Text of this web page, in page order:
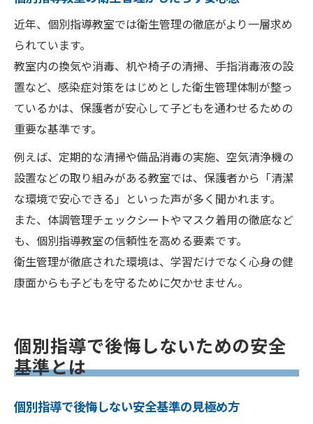
近年、個別指導教室では衛生管理の徹底がより一層求め
られています。
教室内の換気や消毒、机や椅子の清掃、手指消毒液の設
置など、感染症対策をはじめとした衛生管理体制が整っ
ているかは、保護者が安心して子どもを通わせるための
重要な基準です。
例えば、定期的な清掃や備品消毒の実施、空気清浄機の
設置などの取り組みがある教室では、保護者から「清潔
な環境で安心できる」といった声が多く聞かれます。
また、体調管理チェックシートやマスク着用の徹底など
も、個別指導教室の信頼性を高める要素です。
衛生管理が徹底された環境は、学習だけでなく心身の健
康面からも子どもを守るために欠かせません。
個別指導で後悔しないための安全
基準とは
個別指導で後悔しない安全基準の見極め方